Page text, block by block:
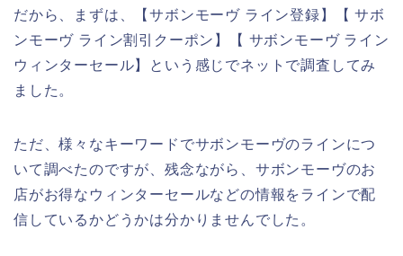
だから、まずは、【サボンモーヴ ライン登録】【 サボ
ンモーヴ ライン割引クーポン】【 サボンモーヴ ライン
ウィンターセール】という感じでネットで調査してみ
ました。
ただ、様々なキーワードでサボンモーヴのラインにつ
いて調べたのですが、残念ながら、サボンモーヴのお
店がお得なウィンターセールなどの情報をラインで配
信しているかどうかは分かりませんでした。